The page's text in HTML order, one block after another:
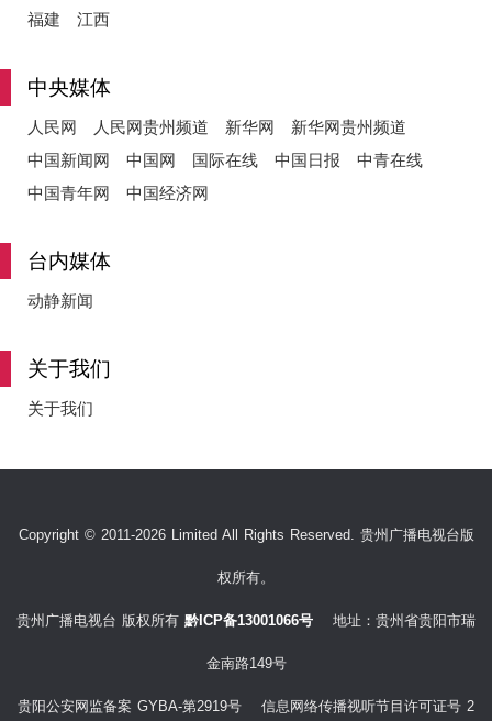
福建
江西
中央媒体
人民网 人民网贵州频道 新华网
新华网贵州频道
中国新闻网
中国网 国际在线 中国日报
中青在线
中国青年网
中国经济网
台内媒体
动静新闻
关于我们
关于我们
Copyright © 2011-2026 Limited All Rights Reserved. 贵州广播电视台版
权所有。
贵州广播电视台 版权所有 黔ICP备13001066号 地址：贵州省贵阳市瑞
金南路149号
贵阳公安网监备案 GYBA-第2919号 信息网络传播视听节目许可证号 2